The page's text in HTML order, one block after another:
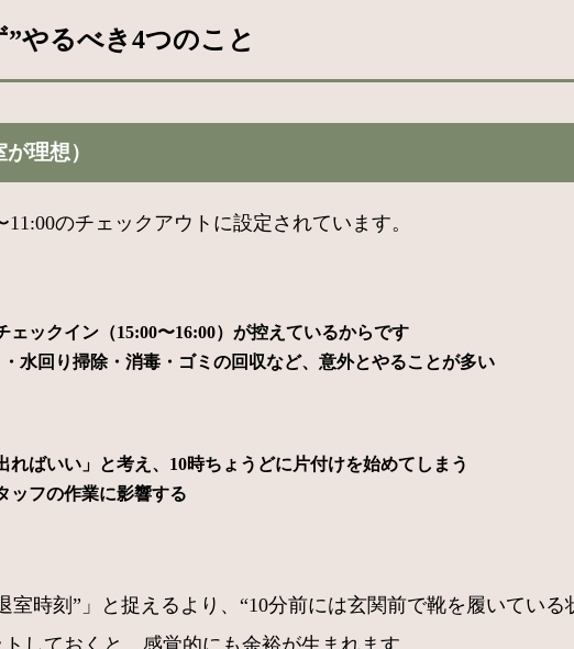
やるべき4つのこと
理想）
のチェックアウトに設定されています。
ックイン（15:00〜16:00）が控えているからです
水回り掃除・消毒・ゴミの回収など、意外とやることが多い
ればいい」と考え、10時ちょうどに片付けを始めてしまう
ッフの作業に影響する
時刻”」と捉えるより、“10分前には玄関前で靴を履いてい
しておくと、感覚的にも余裕が生まれます。